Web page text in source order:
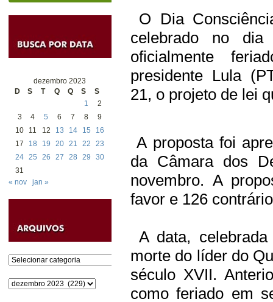
dezembro 2023
D
S T Q Q S
S
1
2
3
4 5 6 7 8
9
10
11 12 13 14 15
16
17
18 19 20 21 22
23
24 25 26 27 28 29
30
31
« nov
jan »
Categorias
Arquivos
O Dia
celebrado no
oficialmente
presidente Lula
21, o projeto de lei
A proposta foi
da Câmara dos
novembro. A
favor e 126
A data,
morte do líder do
século XVII.
como feriado em